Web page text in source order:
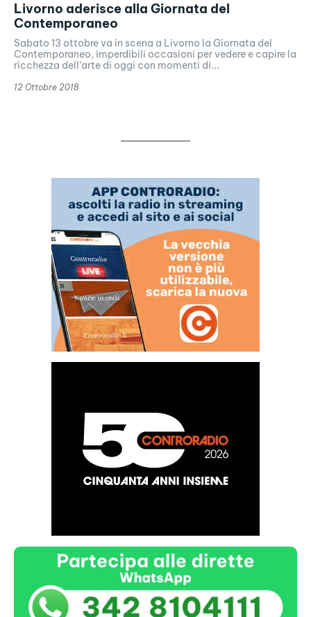
Livorno aderisce alla Giornata del
Contemporaneo
Sabato 13 ottobre va in scena a Livorno la Giornata del
Contemporaneo, imperdibili occasioni per vedere e capire la
ricchezza dell’arte di oggi con momenti di...
12 Ottobre 2018